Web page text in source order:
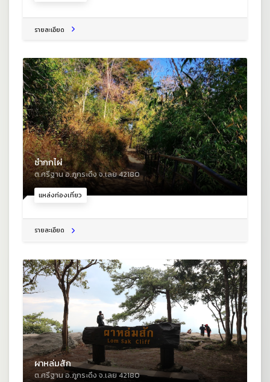
รายละเอียด
แหล่งท่องเที่ยว
ซำกกไผ่
ต.ศรีฐาน อ.ภูกระดึง จ.เลย 42180
รายละเอียด
ผาหล่มสัก
ต.ศรีฐาน อ.ภูกระดึง จ.เลย 42180